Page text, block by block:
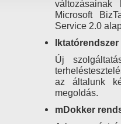
változásainak
Microsoft
Service 2.0
Új
az általunk
megoldás.
mDokker